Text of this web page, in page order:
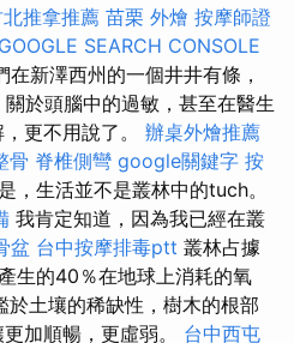
推拿推薦 苗栗 外燴 按摩師證
GOOGLE SEARCH CONSOLE
在新澤西州的一個井井有條，
於頭腦中的過敏，甚至在醫生
更不用說了。 辦桌外燴推薦
骨 脊椎側彎 google關鍵字 按
，生活並不是叢林中的tuch。
我肯定知道，因為我已經在叢
盆 台中按摩排毒ptt 叢林占據
生的40％在地球上消耗的氧
於土壤的稀缺性，樹木的根部
加順暢，更虛弱。 台中西屯